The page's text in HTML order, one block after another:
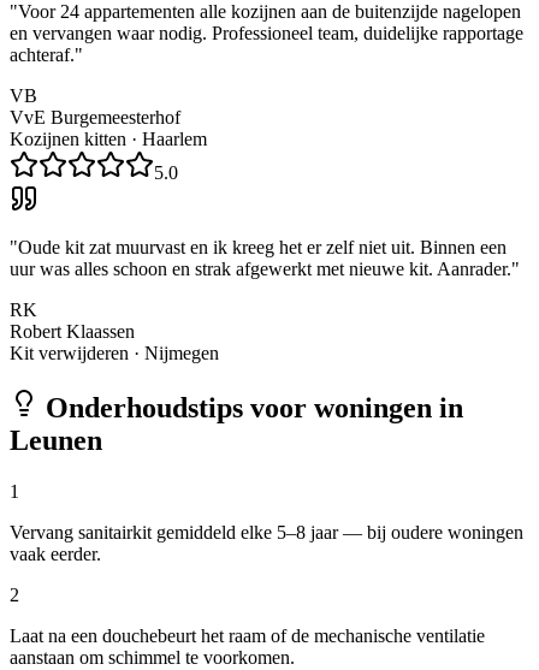
"Voor 24 appartementen alle kozijnen aan de buitenzijde nagelopen
en vervangen waar nodig. Professioneel team, duidelijke rapportage
achteraf."
VB
VvE Burgemeesterhof
Kozijnen kitten · Haarlem
5.0
"Oude kit zat muurvast en ik kreeg het er zelf niet uit. Binnen een
uur was alles schoon en strak afgewerkt met nieuwe kit. Aanrader."
RK
Robert Klaassen
Kit verwijderen · Nijmegen
Onderhoudstips voor woningen in
Leunen
1
Vervang sanitairkit gemiddeld elke 5–8 jaar — bij oudere woningen
vaak eerder.
2
Laat na een douchebeurt het raam of de mechanische ventilatie
aanstaan om schimmel te voorkomen.